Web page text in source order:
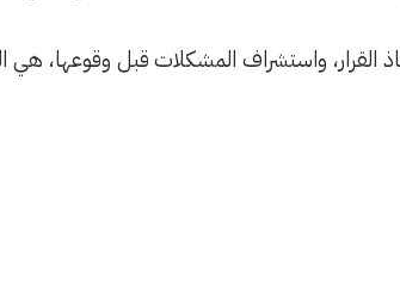
القرار، واستشراف المشكلات قبل وقوعها،